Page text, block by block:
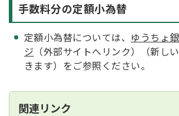
手数料分の定額小為替
定額小為替については、 ゆうちょ
ジ （外部サイトへリンク）（新し
きます）をご参照ください。
関連リンク